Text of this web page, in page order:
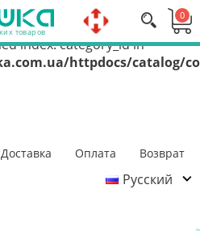
in
httpdocs/catalog/
index: category_id in
httpdocs/catalog/
Доставка Оплата
Возврат
Помощь ВСУ
Русский
товаров
0